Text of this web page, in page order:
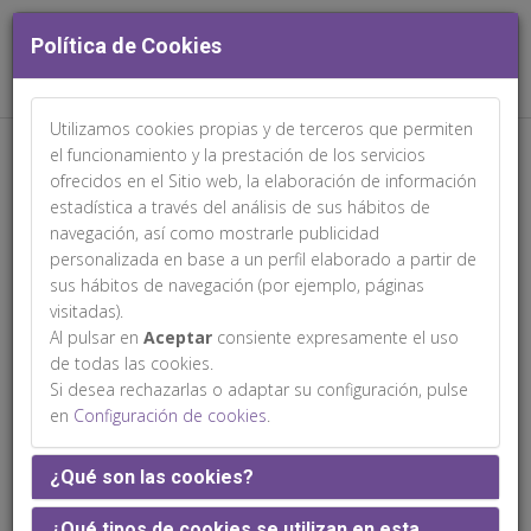
Política de Cookies
Utilizamos cookies propias y de terceros que permiten
el funcionamiento y la prestación de los servicios
ofrecidos en el Sitio web, la elaboración de información
estadística a través del análisis de sus hábitos de
navegación, así como mostrarle publicidad
personalizada en base a un perfil elaborado a partir de
sus hábitos de navegación (por ejemplo, páginas
visitadas).
Al pulsar en Aceptar consiente expresamente el uso
de todas las cookies.
Si desea rechazarlas o adaptar su configuración, pulse
en Configuración de cookies.
¿Qué son las cookies?
Web patrocinada por:
Programa científico
Jueves 12 de marzo
16:30-17:30h. Defensa de Comunicaciones.
Sesión 1. Sala Playamar